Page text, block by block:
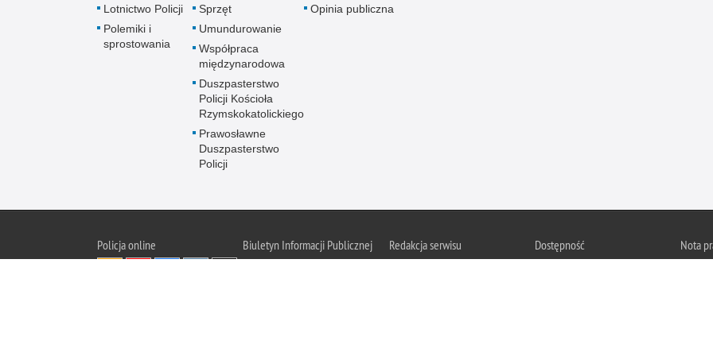
Lotnictwo Policji
Polemiki i
sprostowania
Sprzęt
Umundurowanie
Współpraca
międzynarodowa
Duszpasterstwo
Policji Kościoła
Rzymskokatolickiego
Prawosławne
Duszpasterstwo
Policji
Opinia publiczna
Policjaonline
Biuletyn Informacji Publicznej
Redakcja serwisu
Dostępność
Nota